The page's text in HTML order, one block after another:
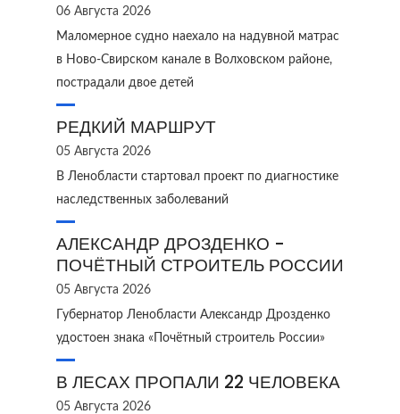
06 Августа 2026
Маломерное судно наехало на надувной матрас
в Ново‑Свирском канале в Волховском районе,
пострадали двое детей
РЕДКИЙ МАРШРУТ
05 Августа 2026
В Ленобласти стартовал проект по диагностике
наследственных заболеваний
АЛЕКСАНДР ДРОЗДЕНКО -
ПОЧЁТНЫЙ СТРОИТЕЛЬ РОССИИ
05 Августа 2026
Губернатор Ленобласти Александр Дрозденко
удостоен знака «Почётный строитель России»
В ЛЕСАХ ПРОПАЛИ 22 ЧЕЛОВЕКА
05 Августа 2026